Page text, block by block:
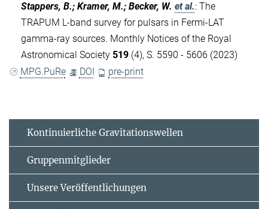
Stappers, B.; Kramer, M.; Becker, W. et al.: The
TRAPUM L-band survey for pulsars in Fermi-LAT
gamma-ray sources. Monthly Notices of the Royal
Astronomical Society 519 (4), S. 5590 - 5606 (2023)
MPG.PuRe
DOI pre-print
Kontinuierliche Gravitationswellen
Gruppenmitglieder
Unsere Veröffentlichungen